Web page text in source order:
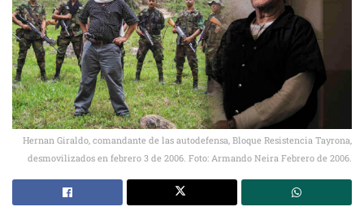
Hernan Giraldo, comandante de las autodefensa, Bloque Resistencia Tayrona,
desmovilizados en febrero 3 de 2006. Foto: Armando Neira Febrero de 2006.